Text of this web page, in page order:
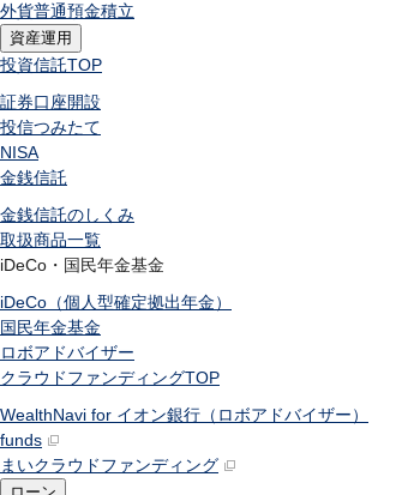
外貨普通預金積立
資産運用
投資信託TOP
証券口座開設
投信つみたて
NISA
金銭信託
金銭信託のしくみ
取扱商品一覧
iDeCo・国民年金基金
iDeCo（個人型確定拠出年金）
国民年金基金
ロボアドバイザー
クラウドファンディングTOP
WealthNavi for イオン銀行（ロボアドバイザー）
funds
まいクラウドファンディング